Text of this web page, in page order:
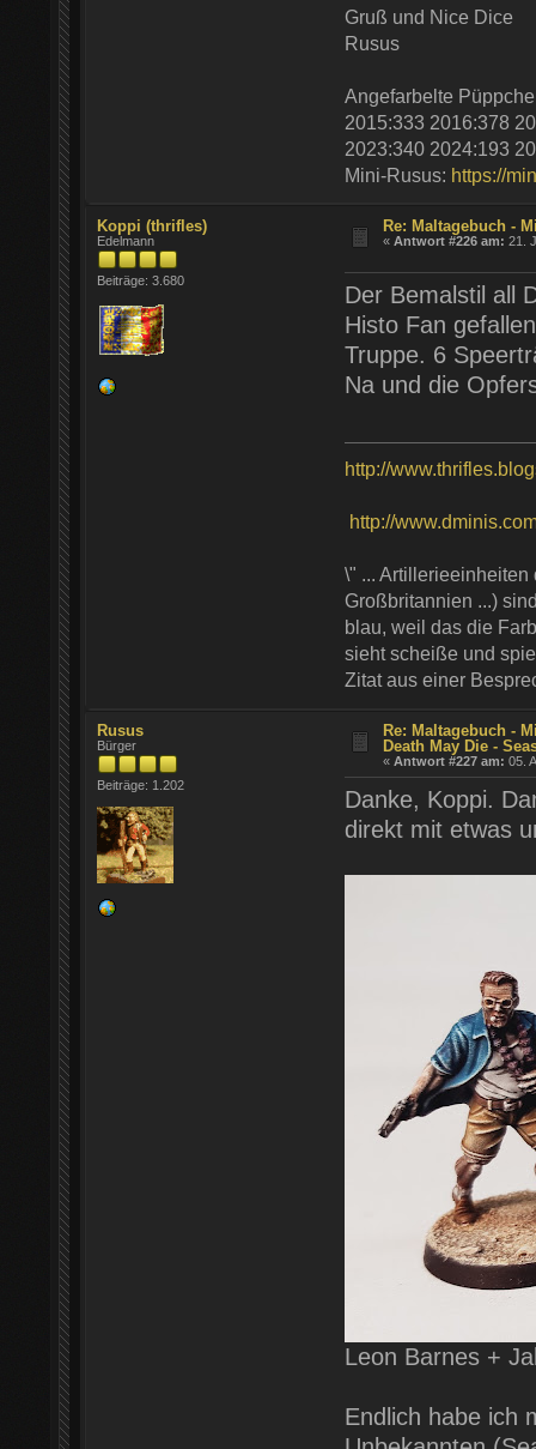
Gruß und Nice Dice
Rusus
Angefarbelte
2015:333 2016:378
2023:340 2024:193
Mini-Rusus: https://
Koppi (thrifles)
Edelmann
Beiträge: 3.680
Re: Maltagebuch -
«Antwort #226 am: 21.
Der Bemalstil all
Histo Fan
Truppe. 6
Na und die
http://
http://
\" ...
Großbritannien ...)
blau, weil das die
sieht scheiße und
Zitat aus einer
Rusus
Bürger
Beiträge: 1.202
Re: Maltagebuch -
Death May Die -
«Antwort #227 am: 05.
Danke, Koppi.
direkt mit etwas
Leon Barnes +
Endlich habe ich